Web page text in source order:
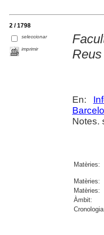
2 / 1798
seleccionar
imprimir
Reus
En:
Notes.
Matèries:
Matèries:
Matèries:
Àmbit: